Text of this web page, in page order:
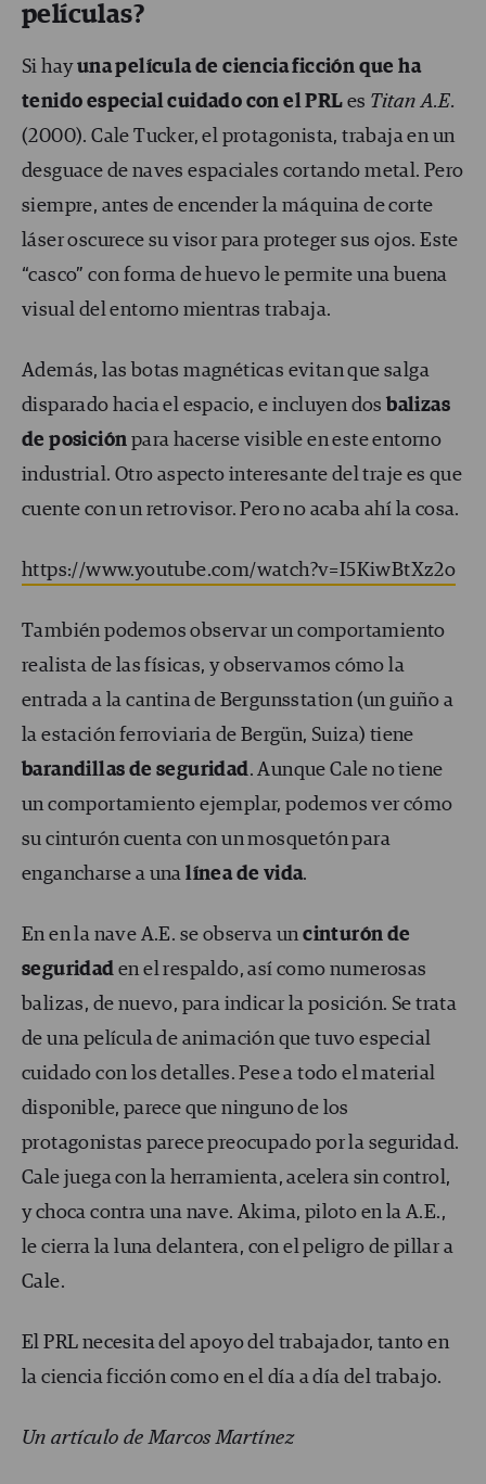
películas?
Si hayuna película de ciencia ficción que ha
tenido especial cuidado con el PRL es Titan A.E.
(2000). Cale Tucker, el protagonista, trabaja en un
desguace de naves espaciales cortando metal. Pero
siempre, antes de encender la máquina de corte
láser oscurece su visor para proteger sus ojos. Este
“casco” con forma de huevo le permite una buena
visual del entorno mientras trabaja.
Además, las botas magnéticas evitan que salga
disparado hacia el espacio, e incluyen dosbalizas
de posición para hacerse visible en este entorno
industrial. Otro aspecto interesante del traje es que
cuente con un retrovisor. Pero no acaba ahí la cosa.
https://www.youtube.com/watch?v=I5KiwBtXz2o
También podemos observar un comportamiento
realista de las físicas, y observamos cómo la
entrada a la cantina de Bergunsstation (un guiño a
la estación ferroviaria de Bergün, Suiza) tiene
barandillas de seguridad. Aunque Cale no tiene
un comportamiento ejemplar, podemos ver cómo
su cinturón cuenta con un mosquetón para
engancharse a una línea de vida.
En en la nave A.E. se observa uncinturón de
seguridad en el respaldo, así como numerosas
balizas, de nuevo, para indicar la posición. Se trata
de una película de animación que tuvo especial
cuidado con los detalles. Pese a todo el material
disponible, parece que ninguno de los
protagonistas parece preocupado por la seguridad.
Cale juega con la herramienta, acelera sin control,
y choca contra una nave. Akima, piloto en la A.E.,
le cierra la luna delantera, con el peligro de pillar a
Cale.
El PRL necesita del apoyo del trabajador, tanto en
la ciencia ficción como en el día a día del trabajo.
Un artículo de Marcos Martínez